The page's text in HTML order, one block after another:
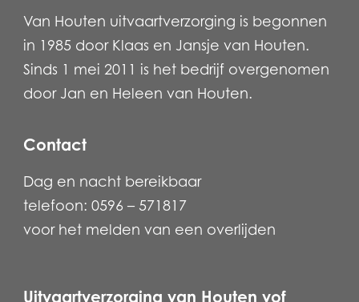
Van Houten uitvaartverzorging is begonnen
in 1985 door Klaas en Jansje van Houten.
Sinds 1 mei 2011 is het bedrijf overgenomen
door Jan en Heleen van Houten.
Contact
Dag en nacht bereikbaar
telefoon: 0596 – 571817
voor het melden van een overlijden
Uitvaartverzorging van Houten vof